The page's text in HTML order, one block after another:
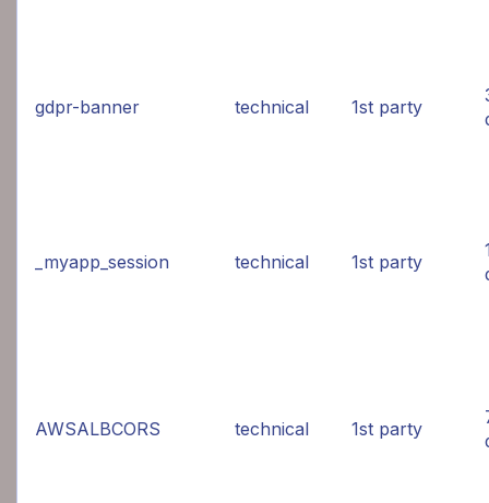
gdpr-banner technical 1st party
_myapp_session technical 1st party
AWSALBCORS technical 1st party